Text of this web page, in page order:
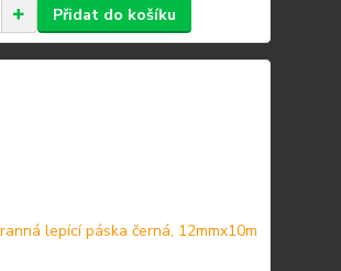
Přidat do košíku